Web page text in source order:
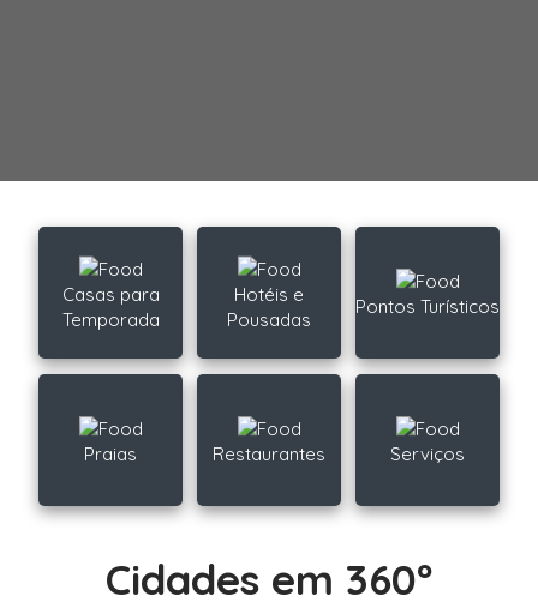
Casas para
Temporada
Hotéis e
Pousadas
Pontos Turísticos
Praias Restaurantes Serviços
Cidades em 360º